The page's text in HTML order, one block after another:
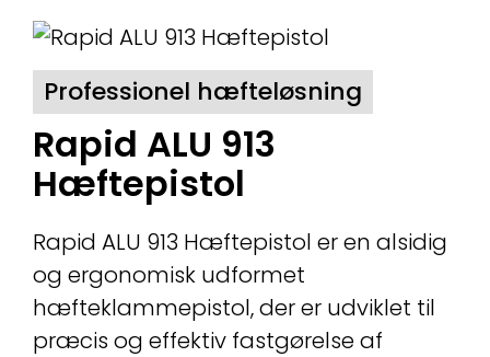
Professionel hæfteløsning
Rapid ALU 913
Hæftepistol
Rapid ALU 913 Hæftepistol er en alsidig
og ergonomisk udformet
hæfteklammepistol, der er udviklet til
præcis og effektiv fastgørelse af